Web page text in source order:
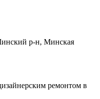
р-н, Минская
ремонтом в